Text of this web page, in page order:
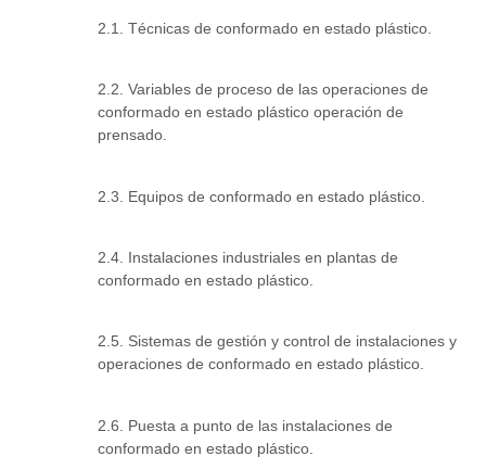
2.1. Técnicas de conformado en estado plástico.
2.2. Variables de proceso de las operaciones de
conformado en estado plástico operación de
prensado.
2.3. Equipos de conformado en estado plástico.
2.4. Instalaciones industriales en plantas de
conformado en estado plástico.
2.5. Sistemas de gestión y control de instalaciones y
operaciones de conformado en estado plástico.
2.6. Puesta a punto de las instalaciones de
conformado en estado plástico.